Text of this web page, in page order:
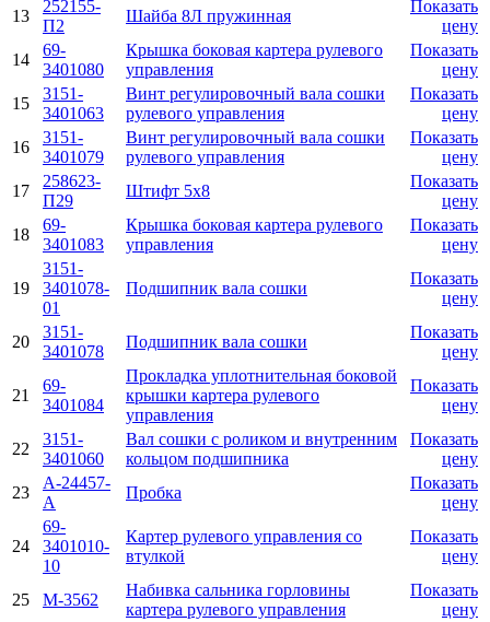
13
252155-
П2
Шайба 8Л пружинная
Показать
цену
14
69-
3401080
Крышка боковая картера рулевого
управления
Показать
цену
15
3151-
3401063
Винт регулировочный вала сошки
рулевого управления
Показать
цену
16
3151-
3401079
Винт регулировочный вала сошки
рулевого управления
Показать
цену
17
258623-
П29
Штифт 5х8
Показать
цену
18
69-
3401083
Крышка боковая картера рулевого
управления
Показать
цену
19
3151-
3401078-
01
Подшипник вала сошки
Показать
цену
20
3151-
3401078
Подшипник вала сошки
Показать
цену
21
69-
3401084
Прокладка уплотнительная боковой
крышки картера рулевого
управления
Показать
цену
22
3151-
3401060
Вал сошки с роликом и внутренним
кольцом подшипника
Показать
цену
23
A-24457-
A
Пробка
Показать
цену
24
69-
3401010-
10
Картер рулевого управления со
втулкой
Показать
цену
25 M-3562
Набивка сальника горловины
картера рулевого управления
Показать
цену